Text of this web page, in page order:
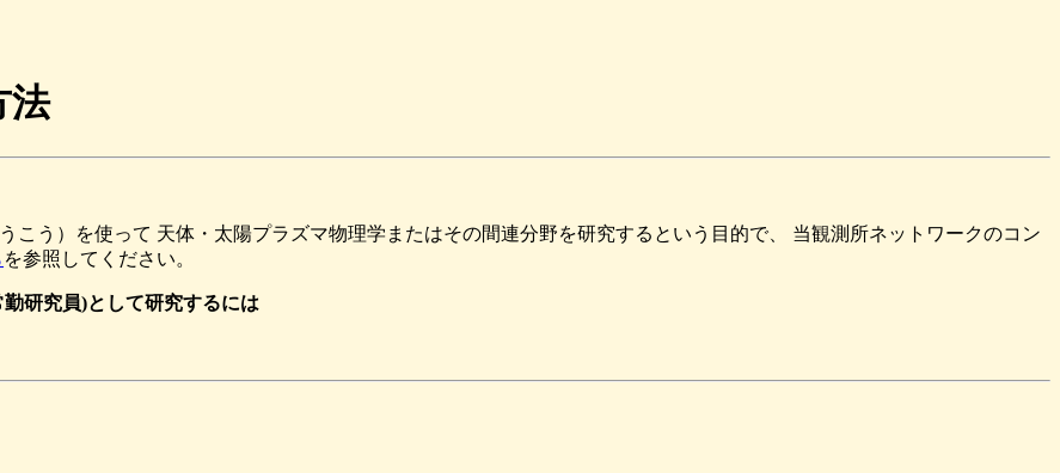
法
こう）を使って 天体・太陽プラズマ物理学またはその間連分野を研究するという目的で、 当観測所ネットワークのコン
を参照してください。
研究員)として研究するには